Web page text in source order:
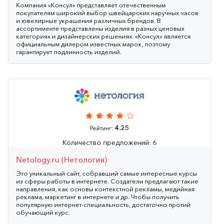
Компания «Консул» представляет отечественным
покупателям широкий выбор швейцарских наручных часов
и ювелирные украшения различных брендов. В
ассортименте представлены изделия в разных ценовых
категориях и дизайнерских решениях. «Консул» является
официальным дилером известных марок, поэтому
гарантирует подлинность изделий.
Рейтинг: 4.25
Количество предложений: 6
Netology.ru (Нетология)
Это уникальный сайт, собравший самые интересные курсы
из сферы работы в интернете. Создатели предлагают такие
направления, как основы контекстной рекламы, медийная
реклама, маркетинг в интернете и др. Чтобы получить
популярную интернет-специальность, достаточно протий
обучающий курс.